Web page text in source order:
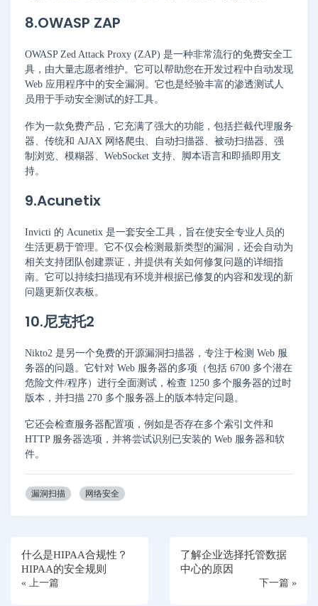
8.OWASP ZAP
OWASP Zed Attack Proxy (ZAP) 是一种非常流行的免费安全工
具，由大量志愿者维护。它可以帮助您在开发过程中自动发现
Web 应用程序中的安全漏洞。它也是经验丰富的渗透测试人
员用于手动安全测试的好工具。
作为一款免费产品，它充满了强大的功能，包括拦截代理服务
器、传统和 AJAX 网络爬虫、自动扫描器、被动扫描器、强
制浏览、模糊器、WebSocket 支持、脚本语言和即插即用支
持。
9.Acunetix
Invicti 的 Acunetix 是一套安全工具，旨在使安全专业人员的
生活更易于管理。它不仅会检测最新类型的漏洞，还会自动为
相关支持团队创建票证，并提供有关如何修复问题的详细指
南。它可以持续扫描现有环境并根据已修复的内容和发现的新
问题更新仪表板。
10.尼克托2
Nikto2 是另一个免费的开源漏洞扫描器，专注于检测 Web 服
务器的问题。它针对 Web 服务器的多项（包括 6700 多个潜在
危险文件/程序）进行全面测试，检查 1250 多个服务器的过时
版本，并扫描 270 多个服务器上的版本特定问题。
它还会检查服务器配置项，例如是否存在多个索引文件和
HTTP 服务器选项，并将尝试识别已安装的 Web 服务器和软
件。
漏洞扫描 网络安全
什么是HIPAA合规性？
HIPAA的安全规则
« 上一篇
了解企业选择托管数据
中心的原因
下一篇 »